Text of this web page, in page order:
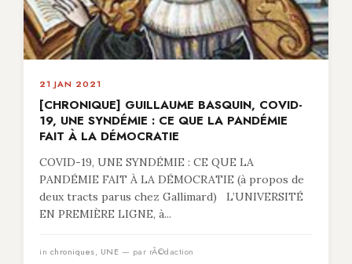
21 JAN 2021
[CHRONIQUE] GUILLAUME BASQUIN, COVID-
19, UNE SYNDÉMIE : CE QUE LA PANDÉMIE
FAIT À LA DÉMOCRATIE
COVID-19, UNE SYNDÉMIE : CE QUE LA
PANDÉMIE FAIT À LA DÉMOCRATIE (à propos de
deux tracts parus chez Gallimard) L’UNIVERSITÉ
EN PREMIÈRE LIGNE, à...
in chroniques, UNE — par rÃ©daction